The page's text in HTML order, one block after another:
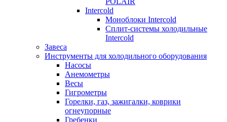
Intercold
Моноблоки Intercold
Сплит-системы холодильные
Intercold
Завеса
Инструменты для холодильного оборудования
Насосы
Анемометры
Весы
Гигрометры
Горелки, газ, зажигалки, коврики
огнеупорные
Гребенки